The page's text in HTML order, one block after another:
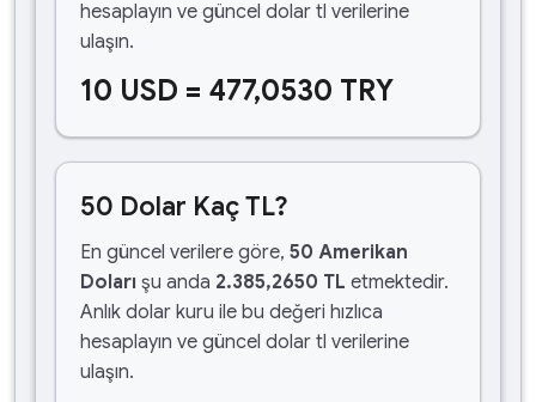
hesaplayın ve güncel dolar tl verilerine
ulaşın.
10 USD = 477,0530 TRY
50 Dolar Kaç TL?
En güncel verilere göre, 50 Amerikan
Doları şu anda 2.385,2650 TL etmektedir.
Anlık dolar kuru ile bu değeri hızlıca
hesaplayın ve güncel dolar tl verilerine
ulaşın.